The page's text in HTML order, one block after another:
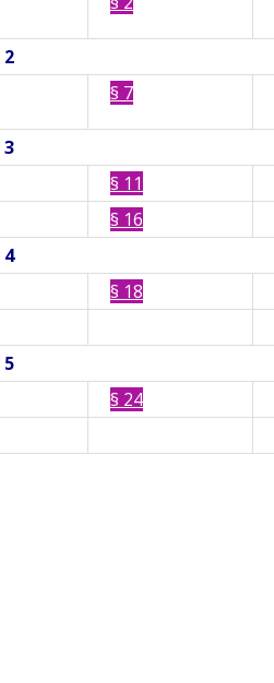
§ 7
§ 11
§ 16
§ 18
§ 24